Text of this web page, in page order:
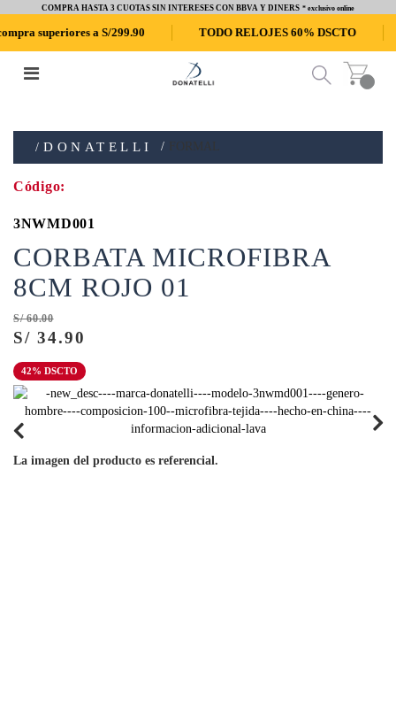
COMPRA HASTA 3 CUOTAS SIN INTERESES CON BBVA Y DINERS * exclusivo online
a S/299.90 TODO RELOJES 60% DSCTO
DONATELLI FORMAL
3NWMD001
CORBATA MICROFIBRA
8CM ROJO 01
S/ 60.00
S/ 34.90
42% DSCTO